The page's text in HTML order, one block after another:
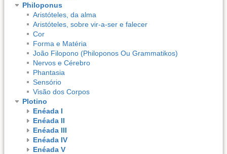
Philoponus
Aristóteles, da alma
Aristóteles, sobre vir-a-ser e falecer
Cor
Forma e Matéria
João Filopono (Philoponos Ou Grammatikos)
Nervos e Cérebro
Phantasia
Sensório
Visão dos Corpos
Plotino
Enéada I
Enéada II
Enéada III
Enéada IV
Enéada V